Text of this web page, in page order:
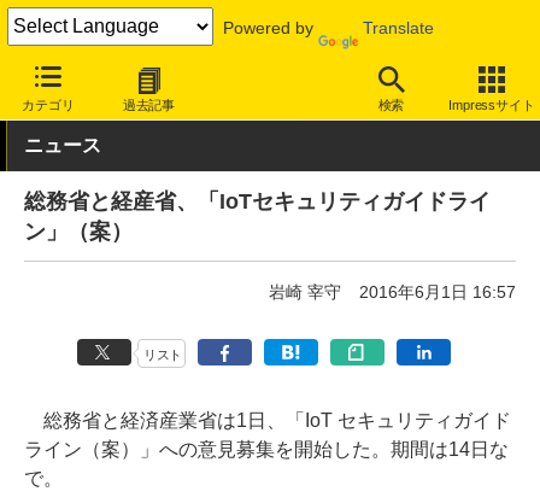
Powered by Translate
カテゴリ 過去記事 検索 Impressサイト
INTERNET Watch トピック
ニュース
総務省と経産省、「IoTセキュリティガイドライ
ン」（案）
岩崎 宰守 2016年6月1日 16:57
リスト
総務省と経済産業省は1日、「IoT セキュリティガイド
ライン（案）」への意見募集を開始した。期間は14日な
で。